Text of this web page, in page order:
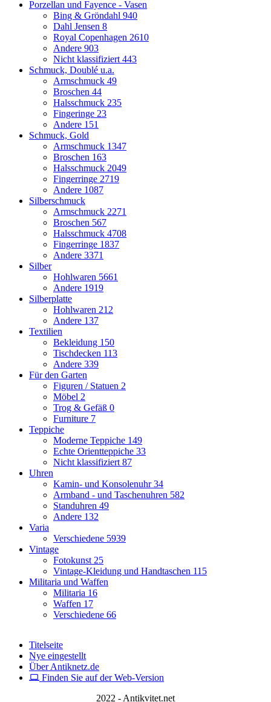
Porzellan und Fayence - Vasen
Bing & Gröndahl 940
Dahl Jensen 8
Royal Copenhagen 2610
Andere 903
Nicht klassifiziert 443
Schmuck, Doublé u.a.
Armschmuck 49
Broschen 44
Halsschmuck 235
Fingeringe 23
Andere 151
Schmuck, Gold
Armschmuck 1347
Broschen 163
Halsschmuck 2049
Fingerringe 2719
Andere 1087
Silberschmuck
Armschmuck 2271
Broschen 567
Halsschmuck 4708
Fingerringe 1837
Andere 3371
Silber
Hohlwaren 5661
Andere 1919
Silberplatte
Hohlwaren 212
Andere 137
Textilien
Bekleidung 150
Tischdecken 113
Andere 339
Für den Garten
Figuren / Statuen 2
Möbel 2
Trog & Gefäß 0
Furniture 7
Teppiche
Moderne Teppiche 149
Echte Orientteppiche 33
Nicht klassifiziert 87
Uhren
Kamin- und Konsolenuhr34
Armband - und Taschenuhren 582
Standuhren 49
Andere 132
Varia
Verschiedene 5939
Vintage
Fotokunst 25
Vintage-Kleidung und Handtaschen 115
Militaria und Waffen
Militaria 16
Waffen 17
Verschiedene 66
Titelseite
Nye eingestellt
Über Antiknetz.de
Finden Sie auf der Web-Version
2022 - Antikvitet.net